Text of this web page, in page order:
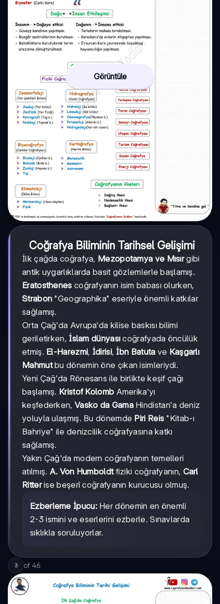
Görüntüle
Coğrafya Biliminin Tarihsel Gelişimi
İlk çağda coğrafya, Mezopotamya ve Mısırgibi
antik uygarlıklarda basit gözlemlerle başlamış.
Eratosthenes coğrafyanın isim babası olurken,
Strabon "Geographika" eseriyle önemli katkılar
sağlamış.
Orta Çağ'da Avrupa'da kilise baskısı bilimi
geriletirken, İslam dünyası coğrafyada öncülük
etmiş. El-Harezmi, İdirisi, İbn Batuta ve Kaşgarlı
Mahmutbu dönemin öne çıkan isimleriydi.
Yeni Çağ'da Rönesans ile birlikte keşif çağı
başlamış. Kristof Kolomb Amerika'yı
keşfederken, Vasko da GamaHindistan'a deniz
yoluyla ulaşmış. Bu dönemde Piri Reis "Kitab-ı
Bahriye" ile denizcilik coğrafyasına katkı
sağlamış.
Yakın Çağ'da modern coğrafyanın temelleri
atılmış. A. Von Humboldtfiziki coğrafyanın, Carl
Ritterise beşerî coğrafyanın kurucusu olmuş.
Ezberleme İpucu:Her dönemin en önemli
2-3 ismini ve eserlerini ezberle. Sınavlarda
sıklıkla soruluyorlar.
3 of 46